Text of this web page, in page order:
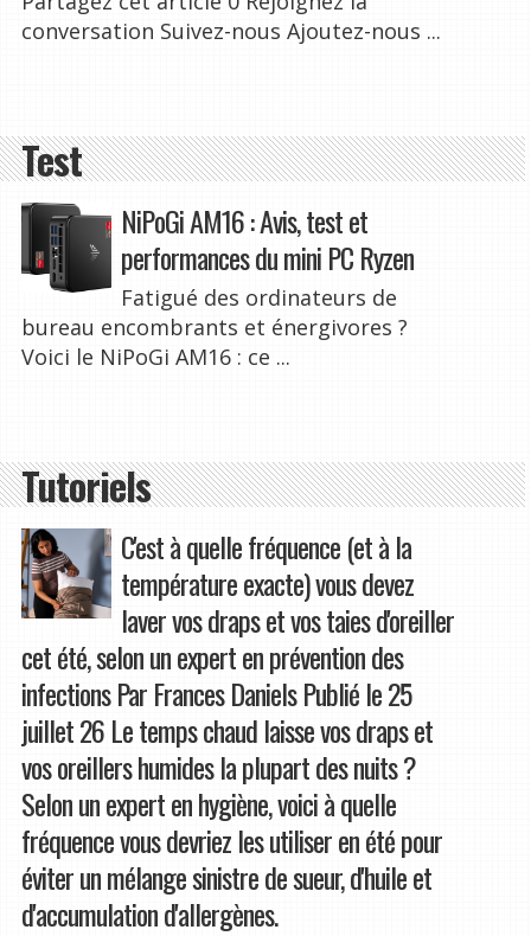
conversation Suivez-nous Ajoutez-nous ...
Test
NiPoGi AM16 : Avis, test et
performances du mini PC Ryzen
Fatigué des ordinateurs de
bureau encombrants et énergivores ?
Voici le NiPoGi AM16 : ce ...
Tutoriels
C'est à quelle fréquence (et à la
température exacte) vous devez
laver vos draps et vos taies d'oreiller
cet été, selon un expert en prévention des
infections Par Frances Daniels Publié le 25
juillet 26 Le temps chaud laisse vos draps et
vos oreillers humides la plupart des nuits ?
Selon un expert en hygiène, voici à quelle
fréquence vous devriez les utiliser en été pour
éviter un mélange sinistre de sueur, d'huile et
d'accumulation d'allergènes.